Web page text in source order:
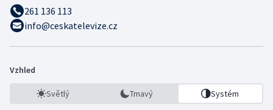
261 136 113
info@ceskatelevize.cz
Vzhled
Světlý Tmavý Systém